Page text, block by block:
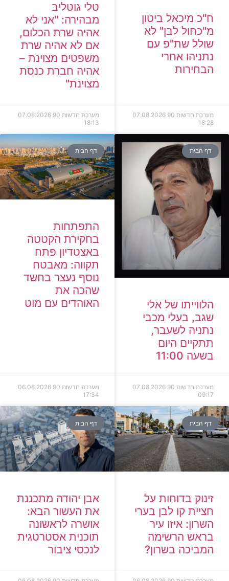
ח"כ מיכאל ביטון
מ"כחול לבן" לא
שולל שת"פ עם
נתניהו אחרי
הבחירות
מערכת חדשות 90
07.08.2026
18:28
טלי גוטליב
מבהירה: "אני לא
אהיה שרת הכלום,
אם לא אהיה שרת
משפטים מצוינת –
אהיה חברת כנסת
מצוינת"
מערכת חדשות 90
07.08.2026
18:13
דף הבית
הלווייתו של אלי
שגב, בעלי מכבי
נתניה לשעבר,
תתקיים היום
בשעה 11:00
מערכת חדשות 90
07.08.2026
09:17
דף הבית
התפתחות
בחקירת הקטטה
באצטדיון פתח
תקווה: מאבטח
נוסף נעצר בחשד
שהכה את
האוהדים עם מוט
מערכת חדשות 90
06.08.2026
17:34
דף הבית
זינוק בדוחות על
חציית קו לבן בערי
השרון: איזו עיר
בראש הרשימה
המביכה בשרון?
דף הבית
אבן יהודה מתכננת
את העשור הבא:
אושרה לראשונה
תוכנית אסטרטגית
לנכסי ציבור